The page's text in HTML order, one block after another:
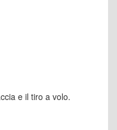
e il tiro a volo.